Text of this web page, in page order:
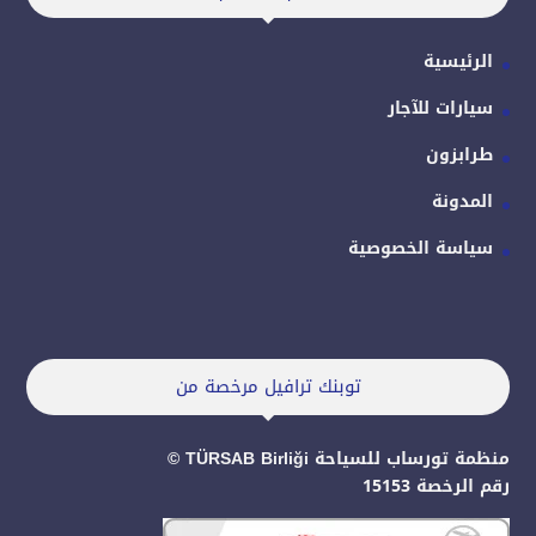
الرئيسية
سيارات للآجار
طرابزون
المدونة
سياسة الخصوصية
توبنك ترافيل مرخصة من
منظمة تورساب للسياحة TÜRSAB Birliği ©
رقم الرخصة 15153